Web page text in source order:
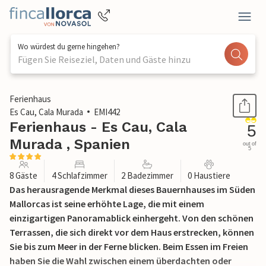
Wo würdest du gerne hingehen?
Fügen Sie Reiseziel, Daten und Gäste hinzu
1 / 42
Ferienhaus
Es Cau, Cala Murada
EMI442
Ferienhaus - Es Cau, Cala
Murada , Spanien
5
out of
5
8 Gäste 4 Schlafzimmer 2 Badezimmer 0 Haustiere
Das herausragende Merkmal dieses Bauernhauses im Süden
Mallorcas ist seine erhöhte Lage, die mit einem
einzigartigen Panoramablick einhergeht. Von den schönen
Terrassen, die sich direkt vor dem Haus erstrecken, können
Sie bis zum Meer in der Ferne blicken. Beim Essen im Freien
haben Sie die Wahl zwischen einem überdachten oder